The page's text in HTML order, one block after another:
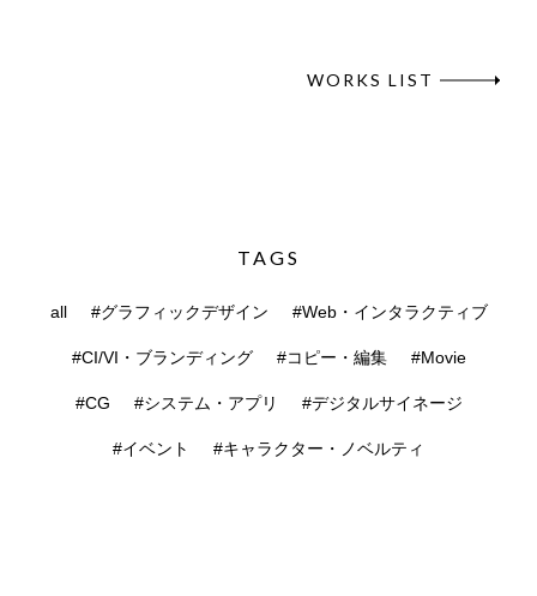
WORKS LIST
TAGS
all #グラフィックデザイン #Web・インタラクティブ
#CI/VI・ブランディング #コピー・編集 #Movie
#CG #システム・アプリ #デジタルサイネージ
#イベント #キャラクター・ノベルティ